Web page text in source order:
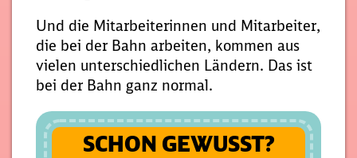
Und die Mitarbeiterinnen und Mitarbeiter,
die bei der Bahn arbeiten, kommen aus
vielen unterschiedlichen Ländern. Das ist
bei der Bahn ganz normal.
SCHON GEWUSST?